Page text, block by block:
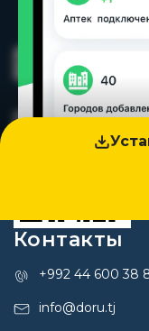
Контакты
+992 44 600 38
info@doru.tj